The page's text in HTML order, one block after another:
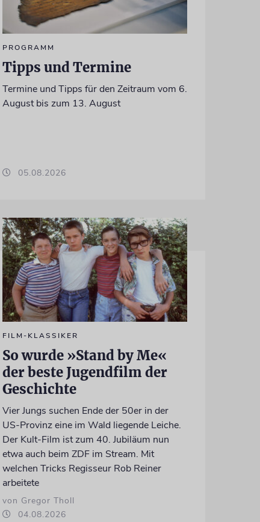
PROGRAMM
Tipps und Termine
Termine und Tipps für den Zeitraum vom 6.
August bis zum 13. August
05.08.2026
FILM-KLASSIKER
So wurde »Stand by Me«
der beste Jugendfilm der
Geschichte
Vier Jungs suchen Ende der 50er in der
US-Provinz eine im Wald liegende Leiche.
Der Kult-Film ist zum 40. Jubiläum nun
etwa auch beim ZDF im Stream. Mit
welchen Tricks Regisseur Rob Reiner
arbeitete
von Gregor Tholl
04.08.2026